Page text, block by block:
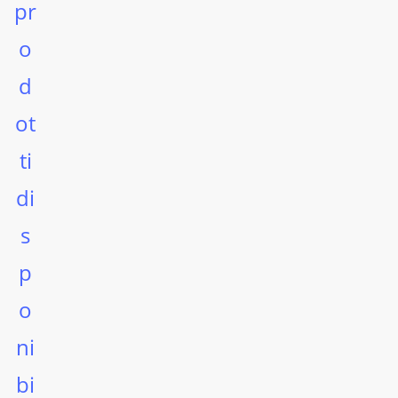
pr
o
d
ot
ti
di
s
p
o
ni
bi